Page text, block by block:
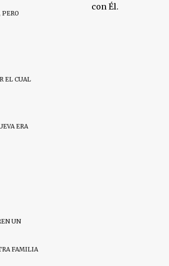
EL CUAL
ERA
UN
FAMILIA
con Él.